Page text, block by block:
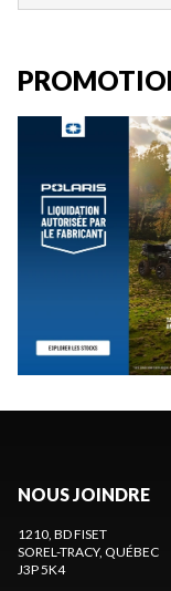
NOUS JOINDRE
1210, BD FISET
SOREL-TRACY, QUÉBEC
J3P 5K4